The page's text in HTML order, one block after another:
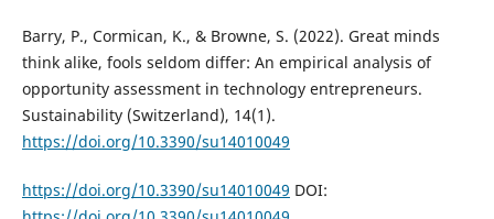
Barry, P., Cormican, K., & Browne, S. (2022). Great minds
think alike, fools seldom differ: An empirical analysis of
opportunity assessment in technology entrepreneurs.
Sustainability (Switzerland), 14(1).
https://doi.org/10.3390/su14010049
https://doi.org/10.3390/su14010049 DOI: